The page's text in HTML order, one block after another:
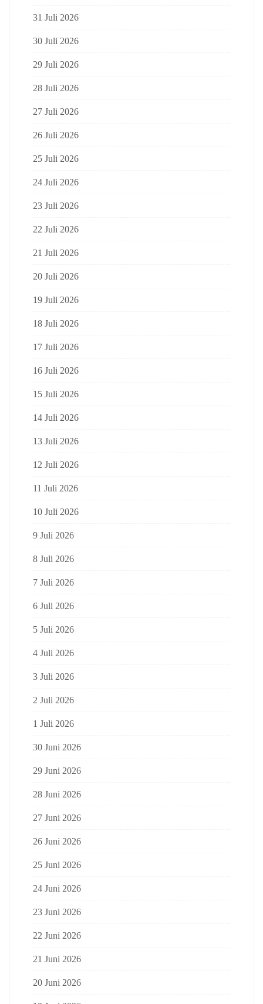
31 Juli 2026
30 Juli 2026
29 Juli 2026
28 Juli 2026
27 Juli 2026
26 Juli 2026
25 Juli 2026
24 Juli 2026
23 Juli 2026
22 Juli 2026
21 Juli 2026
20 Juli 2026
19 Juli 2026
18 Juli 2026
17 Juli 2026
16 Juli 2026
15 Juli 2026
14 Juli 2026
13 Juli 2026
12 Juli 2026
11 Juli 2026
10 Juli 2026
9 Juli 2026
8 Juli 2026
7 Juli 2026
6 Juli 2026
5 Juli 2026
4 Juli 2026
3 Juli 2026
2 Juli 2026
1 Juli 2026
30 Juni 2026
29 Juni 2026
28 Juni 2026
27 Juni 2026
26 Juni 2026
25 Juni 2026
24 Juni 2026
23 Juni 2026
22 Juni 2026
21 Juni 2026
20 Juni 2026